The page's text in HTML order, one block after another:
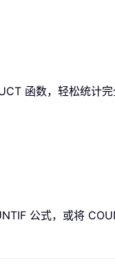
函数，轻松统计
公式，或将